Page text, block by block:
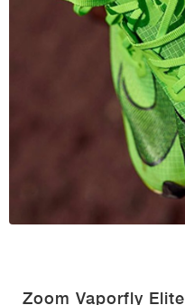
Zoom Vaporfly Elite